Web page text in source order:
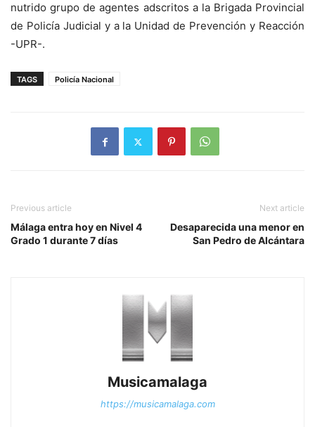
nutrido grupo de agentes adscritos a la Brigada Provincial
de Policía Judicial y a la Unidad de Prevención y Reacción
-UPR-.
TAGS Policía Nacional
Previous article
Málaga entra hoy en Nivel 4
Grado 1 durante 7 días
Next article
Desaparecida una menor en
San Pedro de Alcántara
Musicamalaga
https://musicamalaga.com